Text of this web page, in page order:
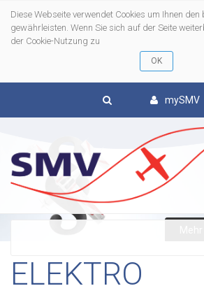
Diese Webseite verwendet Cookies um Ihnen
gewährleisten. Wenn Sie sich auf der Seite
der Cookie-Nutzung zu
mySMV
ELEKTRO